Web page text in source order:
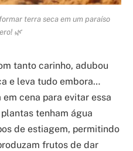
terra seca em um paraíso
🌿
tanto carinho, adubou
e leva tudo embora…
cena para evitar essa
tenham água
de estiagem, permitindo
frutos de dar